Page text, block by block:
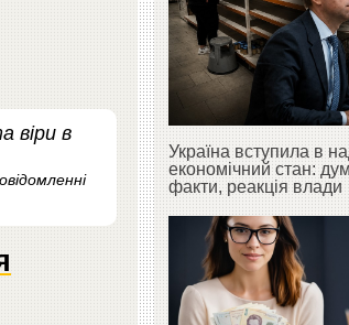
віри в
Україна вступила в
економічний стан:
факти, реакція влади